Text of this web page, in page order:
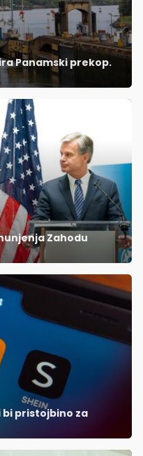
Panamski prekop.
Zahodu
bi pristojbino za